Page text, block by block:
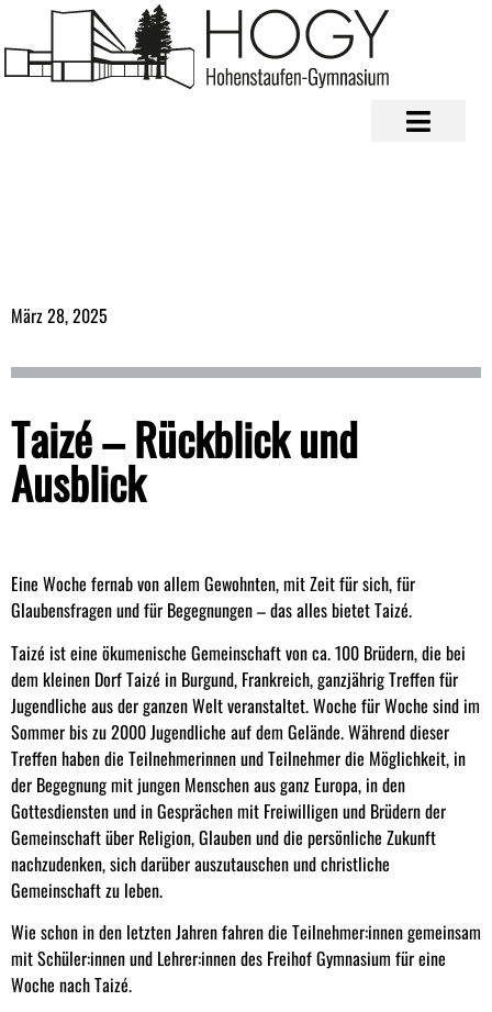
März 28, 2025
Taizé – Rückblick und
Ausblick
Eine Woche fernab von allem Gewohnten, mit Zeit für sich, für
Glaubensfragen und für Begegnungen – das alles bietet Taizé.
Taizé ist eine ökumenische Gemeinschaft von ca. 100 Brüdern, die bei
dem kleinen Dorf Taizé in Burgund, Frankreich, ganzjährig Treffen für
Jugendliche aus der ganzen Welt veranstaltet. Woche für Woche sind im
Sommer bis zu 2000 Jugendliche auf dem Gelände. Während dieser
Treffen haben die Teilnehmerinnen und Teilnehmer die Möglichkeit, in
der Begegnung mit jungen Menschen aus ganz Europa, in den
Gottesdiensten und in Gesprächen mit Freiwilligen und Brüdern der
Gemeinschaft über Religion, Glauben und die persönliche Zukunft
nachzudenken, sich darüber auszutauschen und christliche
Gemeinschaft zu leben.
Wie schon in den letzten Jahren fahren die Teilnehmer:innen gemeinsam
mit Schüler:innen und Lehrer:innen des Freihof Gymnasium für eine
Woche nach Taizé.